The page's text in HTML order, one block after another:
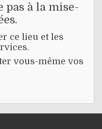
pas à la mise-
ce lieu et les
vous-même vos